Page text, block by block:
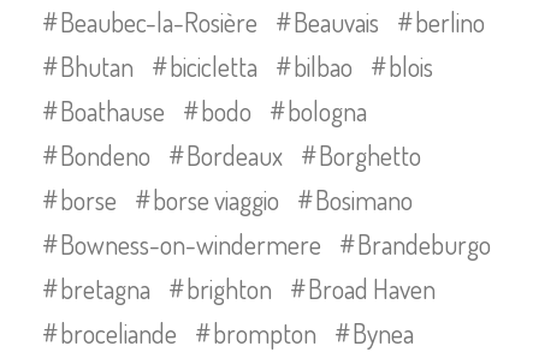
Beaubec-la-Rosière
Beauvais
berlino
Bhutan
bicicletta bilbao
blois
Boathause
bodo
bologna
Bondeno
Bordeaux
Borghetto
borse
borse viaggio
Bosimano
Bowness-on-windermere
Brandeburgo
bretagna
brighton
Broad Haven
broceliande
brompton
Bynea